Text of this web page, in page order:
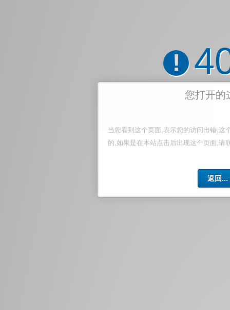
!
您打开的
当您看到这个页面,表示您的访问出错,这
的,如果是在本站点击后出现这个页面,请
返回...